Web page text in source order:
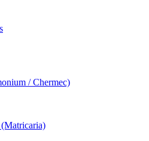
/ Chermec)